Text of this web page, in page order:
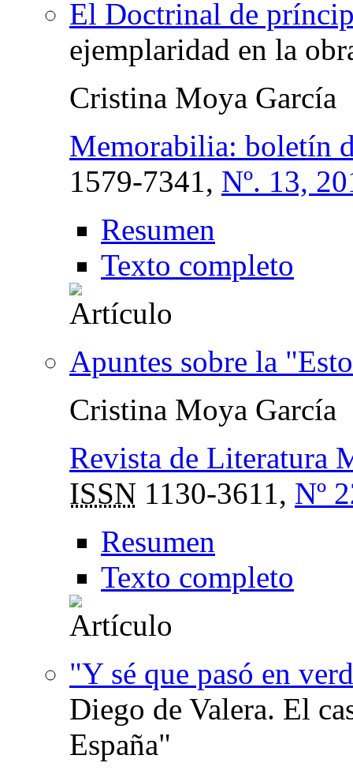
El Doctrinal de
ejemplaridad en la
Cristina Moya García
Memorabilia: boletín
1579-7341, Nº. 13,
Resumen
Texto completo
Apuntes sobre la
Cristina Moya García
Revista de Literatura
ISSN 1130-3611, Nº
Resumen
Texto completo
"Y sé que pasó en
Diego de Valera. El
España"